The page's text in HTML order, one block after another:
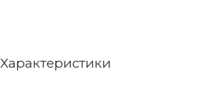
Характеристики